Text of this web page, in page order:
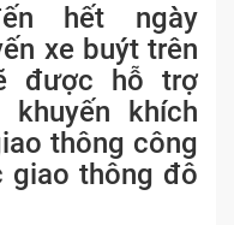
hết ngày
xe buýt trên
được hỗ trợ
khích
thông công
giao thông đô